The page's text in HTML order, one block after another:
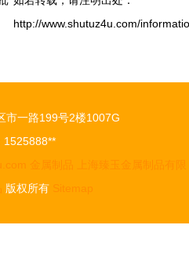
http://www.shutuz4u.com/
市一路199号2楼1007G
1525888**
金属制品
上海臻玉金属制品有限
版权所有 Sitemap